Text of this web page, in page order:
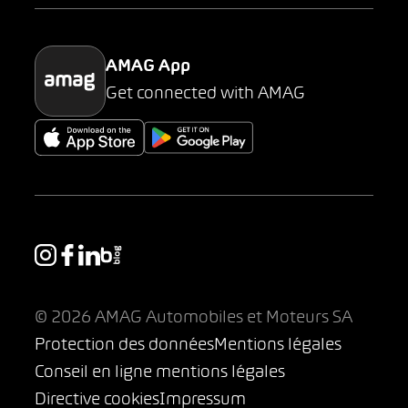
Parking
AMAG App
Get connected with AMAG
© 2026 AMAG Automobiles et Moteurs SA
Protection des donnéesMentions légales
Conseil en ligne mentions légales
Directive cookiesImpressum